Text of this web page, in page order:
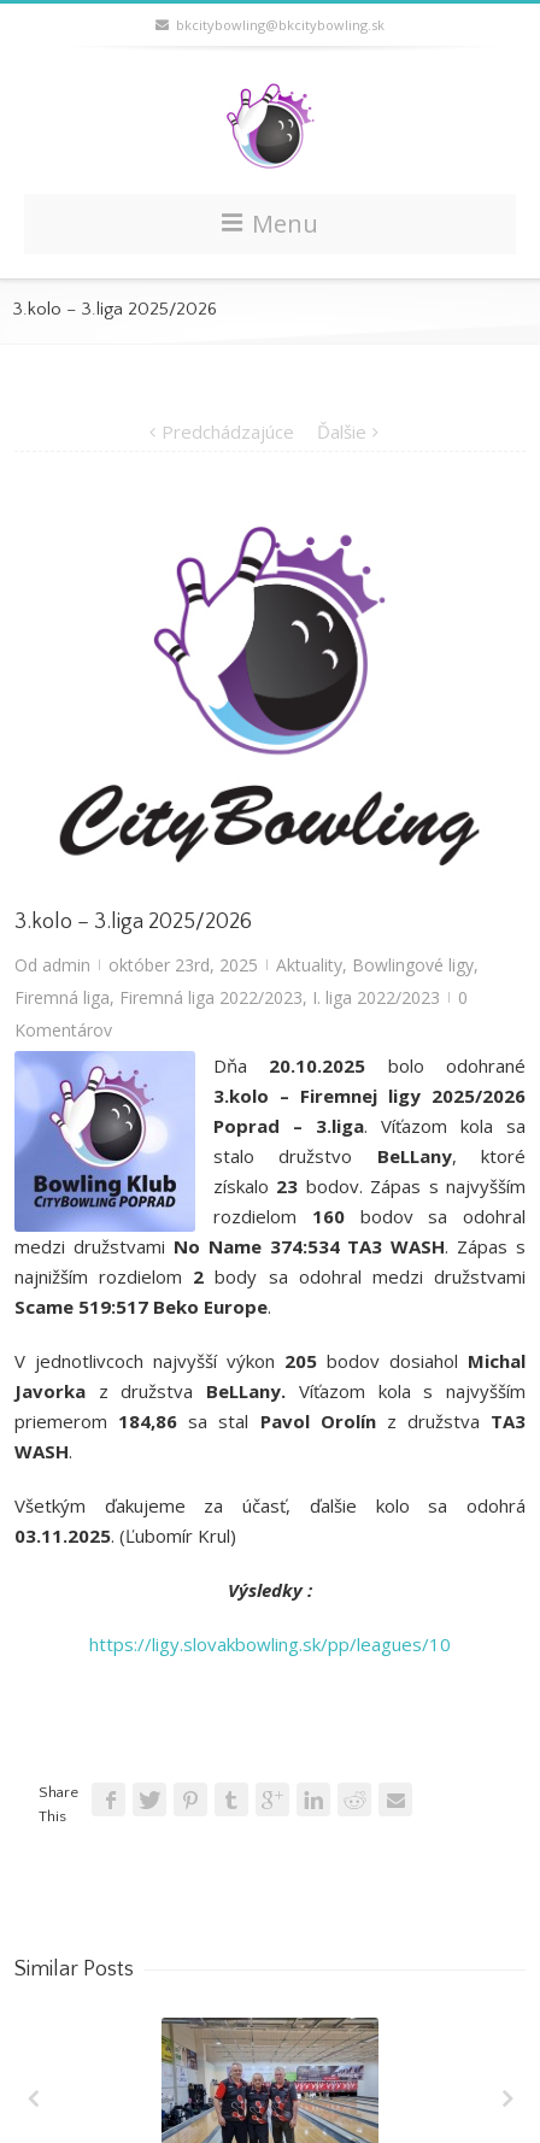
bkcitybowling@bkcitybowling.sk
Menu
3.kolo – 3.liga 2025/2026
Predchádzajúce Ďalšie
3.kolo – 3.liga 2025/2026
Od admin | október 23rd, 2025 | Aktuality, Bowlingové ligy,
Firemná liga, Firemná liga 2022/2023, I. liga 2022/2023 |
0
Komentárov
Dňa 20.10.2025 bolo odohrané
3.kolo – Firemnej ligy 2025/2026
Poprad – 3.liga. Víťazom kola sa
stalo družstvo BeLLany, ktoré
získalo 23 bodov. Zápas s najvyšším
rozdielom 160bodov sa odohral
medzi družstvami No Name 374:534 TA3 WASH. Zápas s
najnižším rozdielom 2body sa odohral medzi družstvami
Scame 519:517 Beko Europe.
V jednotlivcoch najvyšší výkon 205 bodov dosiahol Michal
Javorka z družstva BeLLany. Víťazom kola s najvyšším
priemerom 184,86sa stal Pavol Orolín z družstva TA3
WASH.
Všetkým ďakujeme za účasť, ďalšie kolo sa odohrá
03.11.2025. (Ľubomír Krul)
Výsledky :
https://ligy.slovakbowling.sk/pp/leagues/10
Share
This
Similar Posts